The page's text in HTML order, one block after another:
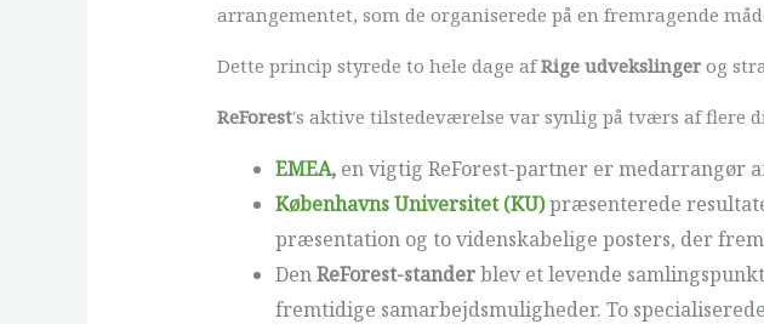
arrangementet, som de organiserede på en fremragende
Dette princip styrede to hele dage afRige udvekslingerog
ReForest's aktive tilstedeværelse var synlig på tværs af flere
EMEA, en vigtig ReForest-partner er medarrangør
Københavns Universitet (KU)præsenterede
præsentation og to videnskabelige posters, der
DenReForest-standerblev et levende
fremtidige samarbejdsmuligheder. To specialiserede